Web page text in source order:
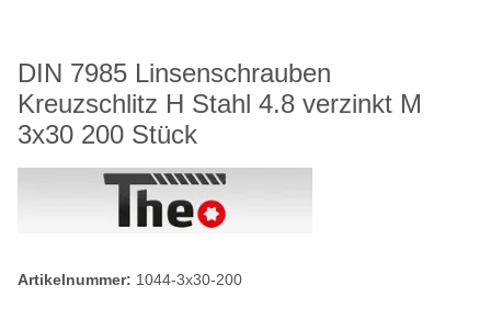
DIN 7985 Linsenschrauben
Kreuzschlitz H Stahl 4.8 verzinkt M
3x30 200 Stück
Artikelnummer: 1044-3x30-200